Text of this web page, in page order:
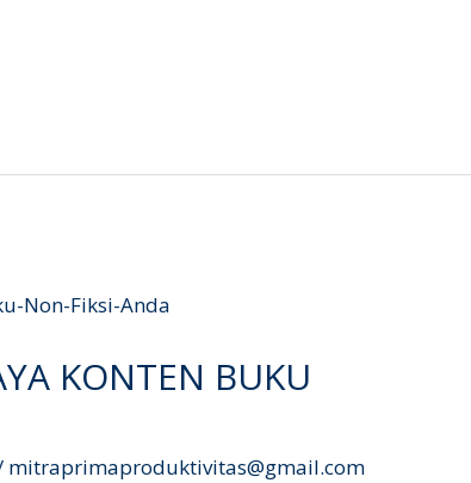
KONTEN BUKU
mitraprimaproduktivitas@gmail.com